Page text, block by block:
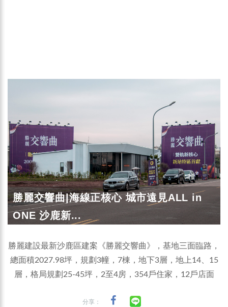
勝麗交響曲|海線正核心 城市遠見ALL in
ONE 沙鹿新...
勝麗建設最新沙鹿區建案《勝麗交響曲》，基地三面臨路，
總面積2027.98坪，規劃3幢，7棟，地下3層，地上14、15
層，格局規劃25-45坪，2至4房，354戶住家，12戶店面
分享：